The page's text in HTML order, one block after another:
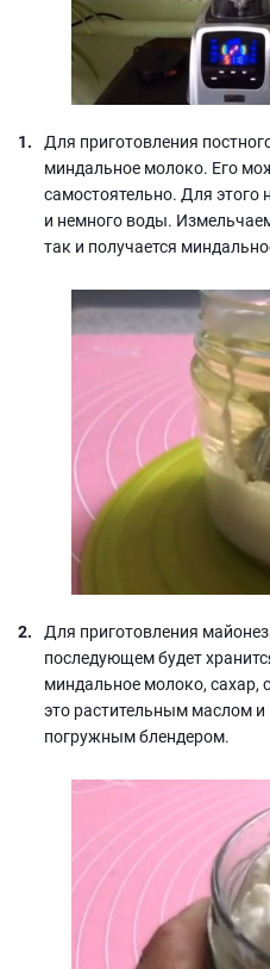
Для приготовления
миндальное молоко. Его
самостоятельно. Для этого
и немного воды.
так и получается
Для приготовления
последующем будет
миндальное молоко, сахар,
это растительным маслом
погружным блендером.